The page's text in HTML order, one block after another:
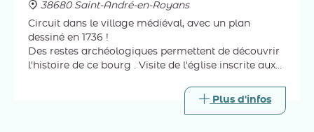
38680 Saint-André-en-Royans
Circuit dans le village médiéval, avec un plan
dessiné en 1736 !
Des restes archéologiques permettent de découvrir
l'histoire de ce bourg . Visite de l'église inscrite aux
Plus d'infos